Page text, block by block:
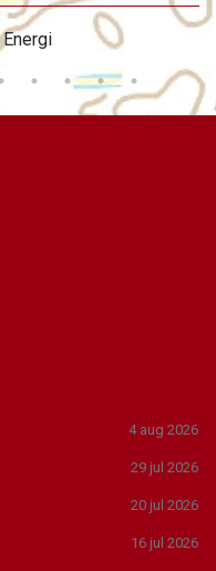
4 aug 2026
29 jul 2026
20 jul 2026
16 jul 2026